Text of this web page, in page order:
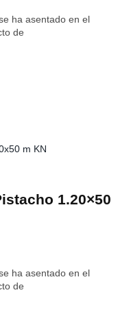
ha asentado en el
de
1.20×50
ha asentado en el
de